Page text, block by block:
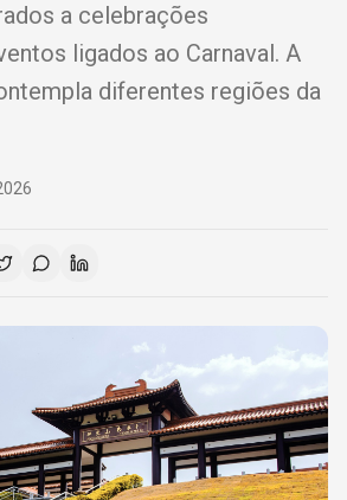
a celebrações
ligados ao Carnaval. A
diferentes regiões da